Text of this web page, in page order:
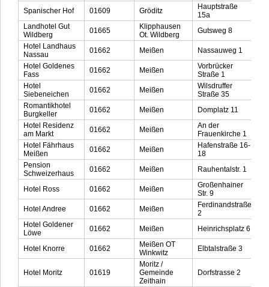
Spanischer Hof 01609 Gröditz
Hauptstraße
15a
Landhotel Gut
Wildberg
01665
Klipphausen
Ot. Wildberg
Gutsweg 8
Hotel Landhaus
Nassau
01662 Meißen Nassauweg 1
Hotel Goldenes
Fass
01662 Meißen
Vorbrücker
Straße 1
Hotel
Siebeneichen
01662 Meißen
Wilsdruffer
Straße 35
Romantikhotel
Burgkeller
01662 Meißen Domplatz 11
Hotel Residenz
am Markt
01662 Meißen
An der
Frauenkirche 1
Hotel Fährhaus
Meißen
01662 Meißen
Hafenstraße 16-
18
Pension
Schweizerhaus
01662 Meißen Rauhentalstr. 1
Hotel Ross 01662 Meißen
Großenhainer
Str. 9
Hotel Andree 01662 Meißen
Ferdinandstraße
2
Hotel Goldener
Löwe
01662 Meißen Heinrichsplatz 6
Hotel Knorre 01662
Meißen OT
Winkwitz
Elbtalstraße 3
Hotel Moritz 01619
Moritz /
Gemeinde
Zeithain
Dorfstrasse 2